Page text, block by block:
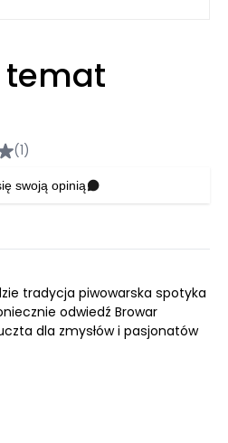
temat
(1)
swoją opinią
tradycja piwowarska spotyka
odwiedź Browar
dla zmysłów i pasjonatów